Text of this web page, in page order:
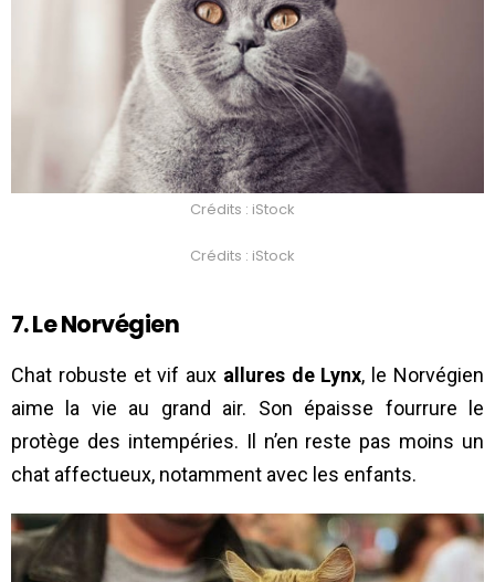
Crédits : iStock
Crédits : iStock
7. Le Norvégien
Chat robuste et vif aux allures de Lynx, le Norvégien
aime la vie au grand air. Son épaisse fourrure le
protège des intempéries. Il n’en reste pas moins un
chat affectueux, notamment avec les enfants.